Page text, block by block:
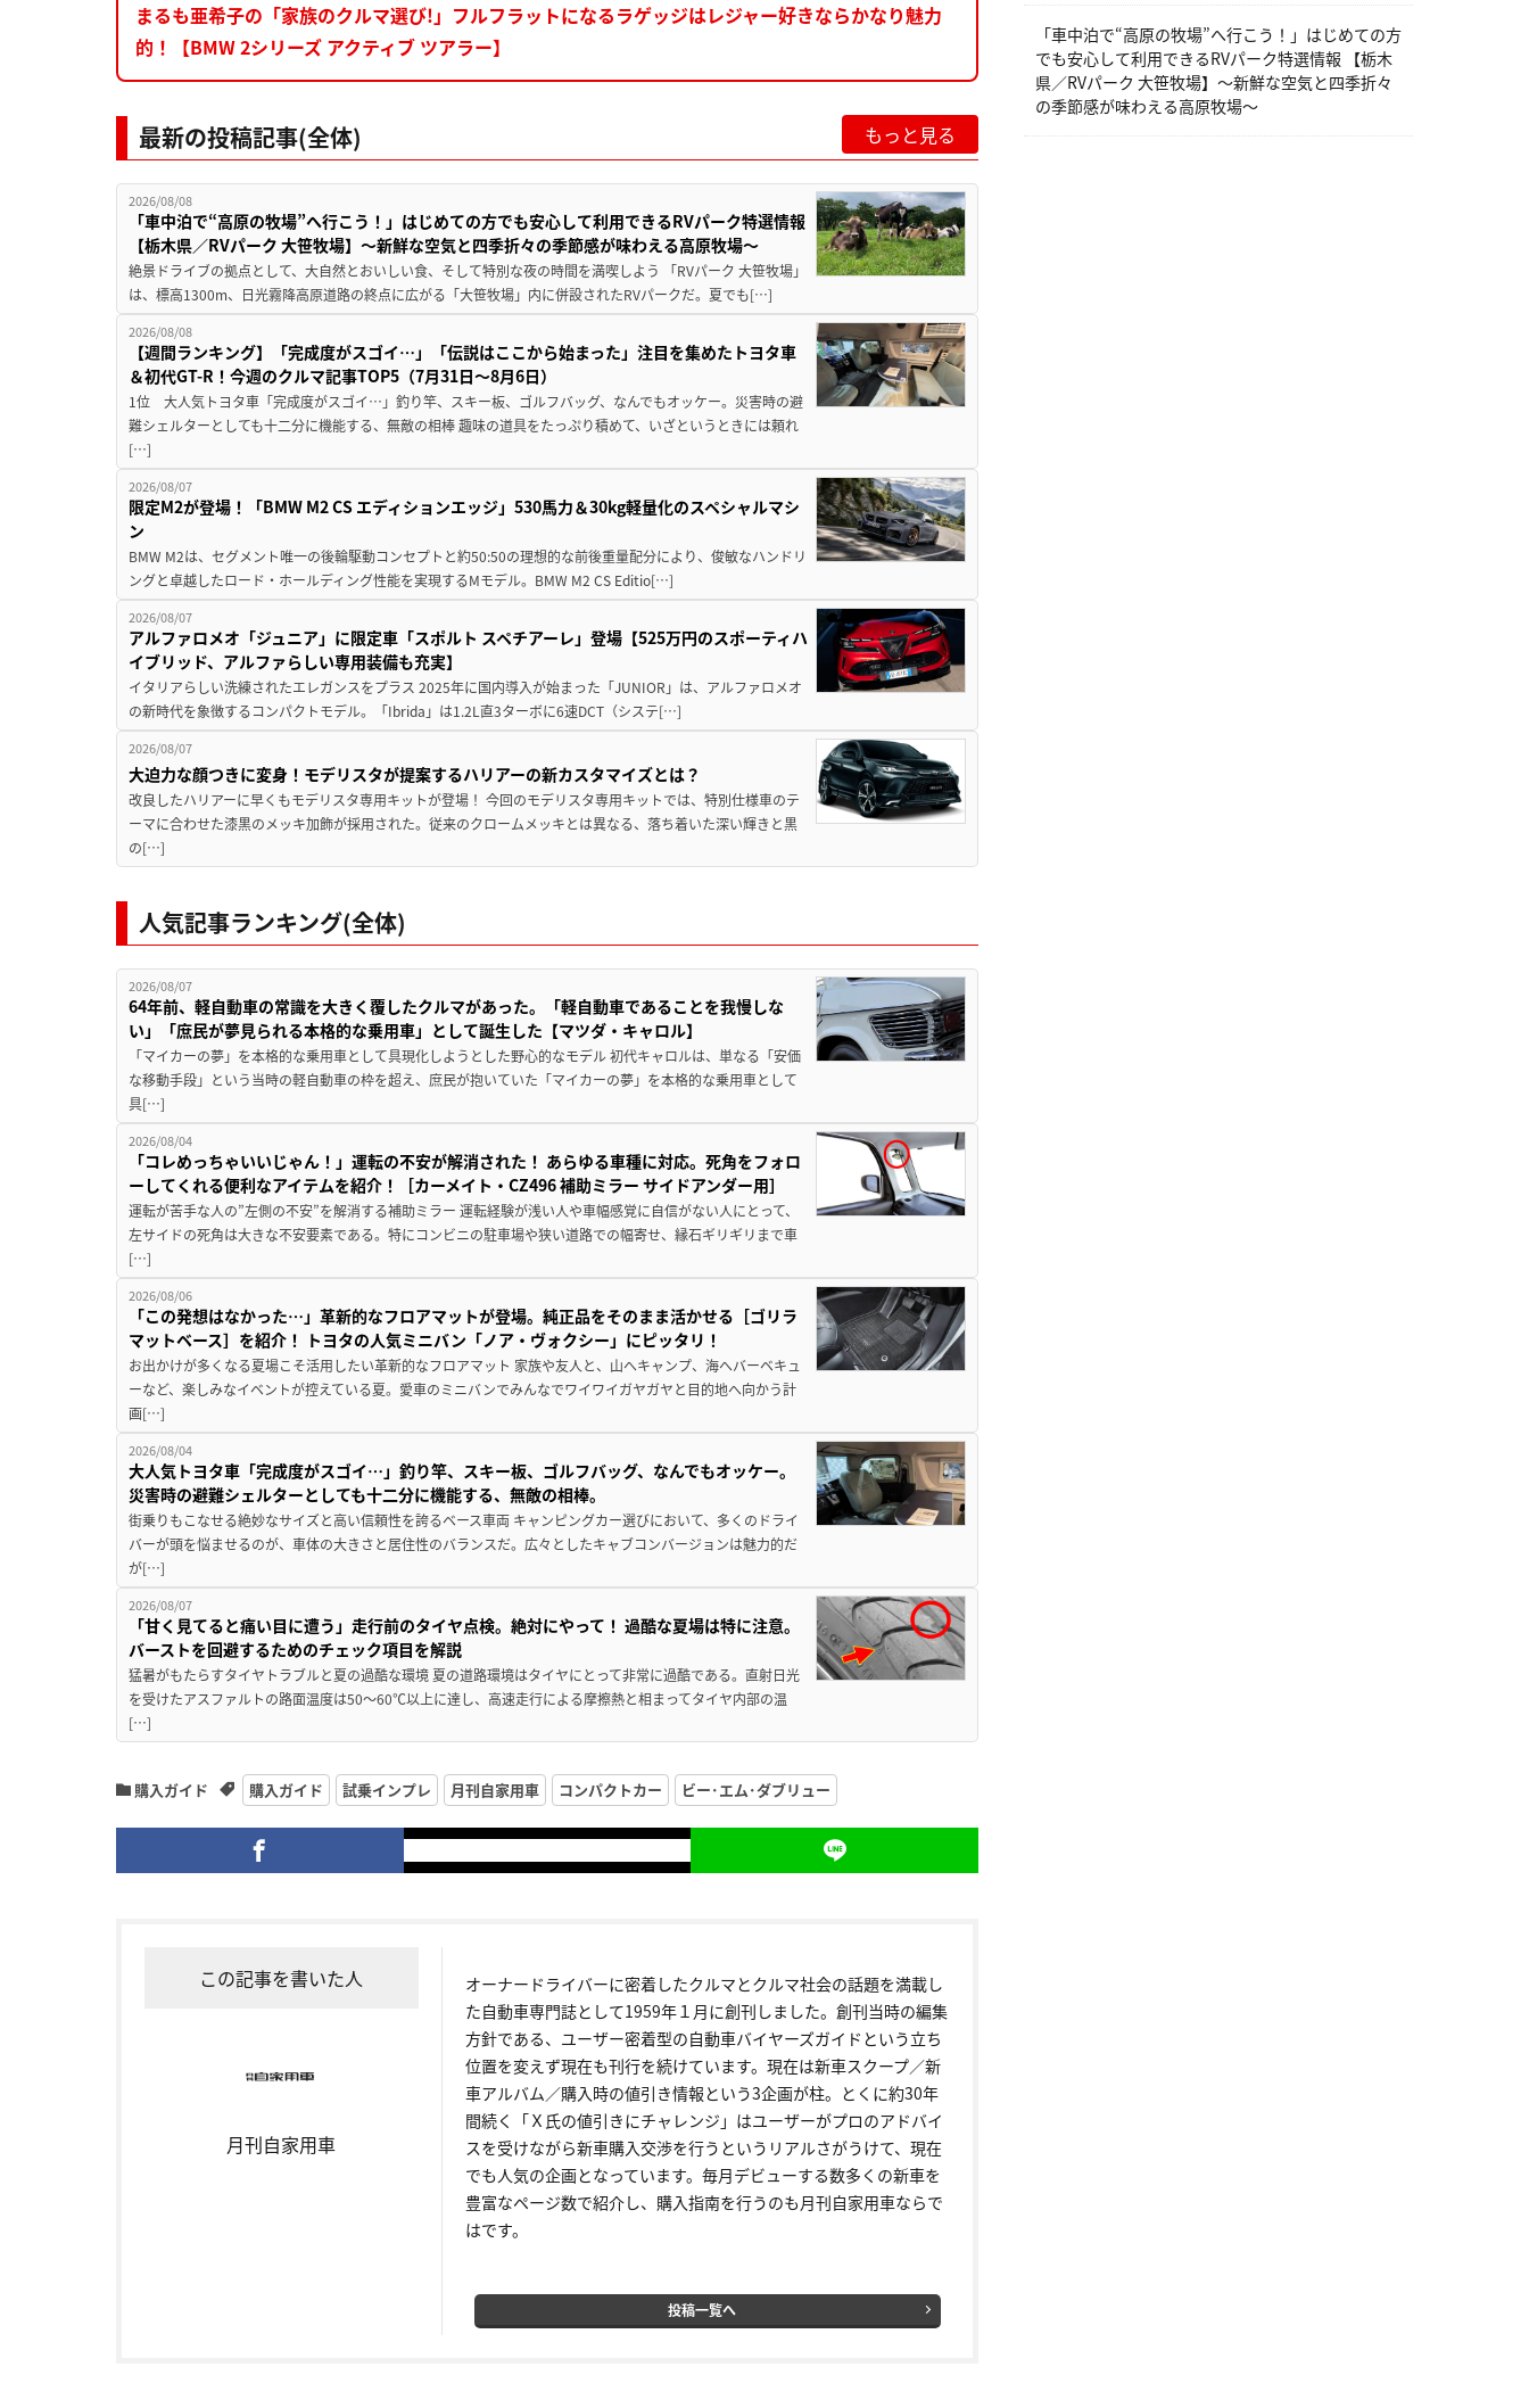
まるも亜希子の「家族のクルマ選び!」フルフラットになるラゲッジはレジャー好きならかなり魅力
的！【BMW 2シリーズ アクティブ ツアラー】
最新の投稿記事(全体) もっと見る
2026/08/08
「車中泊で“高原の牧場”へ行こう！」はじめての方でも安心して利用できるRVパーク特選情報
【栃木県／RVパーク 大笹牧場】～新鮮な空気と四季折々の季節感が味わえる高原牧場～
絶景ドライブの拠点として、大自然とおいしい食、そして特別な夜の時間を満喫しよう 「RVパーク 大笹牧場」
は、標高1300m、日光霧降高原道路の終点に広がる「大笹牧場」内に併設されたRVパークだ。夏でも[…]
2026/08/08
【週間ランキング】「完成度がスゴイ…」「伝説はここから始まった」注目を集めたトヨタ車
＆初代GT-R！今週のクルマ記事TOP5（7月31日〜8月6日）
1位 大人気トヨタ車「完成度がスゴイ…」釣り竿、スキー板、ゴルフバッグ、なんでもオッケー。災害時の避
難シェルターとしても十二分に機能する、無敵の相棒 趣味の道具をたっぷり積めて、いざというときには頼れ
[…]
2026/08/07
限定M2が登場！「BMW M2 CS エディションエッジ」530馬力＆30kg軽量化のスペシャルマシ
ン
BMW M2は、セグメント唯一の後輪駆動コンセプトと約50:50の理想的な前後重量配分により、俊敏なハンドリ
ングと卓越したロード・ホールディング性能を実現するMモデル。BMW M2 CS Editio[…]
2026/08/07
アルファロメオ「ジュニア」に限定車「スポルト スペチアーレ」登場【525万円のスポーティハ
イブリッド、アルファらしい専用装備も充実】
イタリアらしい洗練されたエレガンスをプラス 2025年に国内導入が始まった「JUNIOR」は、アルファロメオ
の新時代を象徴するコンパクトモデル。「Ibrida」は1.2L直3ターボに6速DCT（システ[…]
2026/08/07
大迫力な顔つきに変身！モデリスタが提案するハリアーの新カスタマイズとは？
改良したハリアーに早くもモデリスタ専用キットが登場！ 今回のモデリスタ専用キットでは、特別仕様車のテ
ーマに合わせた漆黒のメッキ加飾が採用された。従来のクロームメッキとは異なる、落ち着いた深い輝きと黒
の[…]
人気記事ランキング(全体)
2026/08/07
64年前、軽自動車の常識を大きく覆したクルマがあった。「軽自動車であることを我慢しな
い」「庶民が夢見られる本格的な乗用車」として誕生した【マツダ・キャロル】
「マイカーの夢」を本格的な乗用車として具現化しようとした野心的なモデル 初代キャロルは、単なる「安価
な移動手段」という当時の軽自動車の枠を超え、庶民が抱いていた「マイカーの夢」を本格的な乗用車として
具[…]
2026/08/04
「コレめっちゃいいじゃん！」運転の不安が解消された！ あらゆる車種に対応。死角をフォロ
ーしてくれる便利なアイテムを紹介！［カーメイト・CZ496 補助ミラー サイドアンダー用］
運転が苦手な人の”左側の不安”を解消する補助ミラー 運転経験が浅い人や車幅感覚に自信がない人にとって、
左サイドの死角は大きな不安要素である。特にコンビニの駐車場や狭い道路での幅寄せ、縁石ギリギリまで車
[…]
2026/08/06
「この発想はなかった…」革新的なフロアマットが登場。純正品をそのまま活かせる［ゴリラ
マットベース］を紹介！ トヨタの人気ミニバン「ノア・ヴォクシー」にピッタリ！
お出かけが多くなる夏場こそ活用したい革新的なフロアマット 家族や友人と、山へキャンプ、海へバーベキュ
ーなど、楽しみなイベントが控えている夏。愛車のミニバンでみんなでワイワイガヤガヤと目的地へ向かう計
画[…]
2026/08/04
大人気トヨタ車「完成度がスゴイ…」釣り竿、スキー板、ゴルフバッグ、なんでもオッケー。
災害時の避難シェルターとしても十二分に機能する、無敵の相棒。
街乗りもこなせる絶妙なサイズと高い信頼性を誇るベース車両 キャンピングカー選びにおいて、多くのドライ
バーが頭を悩ませるのが、車体の大きさと居住性のバランスだ。広々としたキャブコンバージョンは魅力的だ
が[…]
2026/08/07
「甘く見てると痛い目に遭う」走行前のタイヤ点検。絶対にやって！ 過酷な夏場は特に注意。
バーストを回避するためのチェック項目を解説
猛暑がもたらすタイヤトラブルと夏の過酷な環境 夏の道路環境はタイヤにとって非常に過酷である。直射日光
を受けたアスファルトの路面温度は50〜60℃以上に達し、高速走行による摩擦熱と相まってタイヤ内部の温
[…]
購入ガイド 購入ガイド 試乗インプレ 月刊自家用車 コンパクトカー ビー･エム･ダブリュー
この記事を書いた人
月刊自家用車
オーナードライバーに密着したクルマとクルマ社会の話題を満載し
た自動車専門誌として1959年１月に創刊しました。創刊当時の編集
方針である、ユーザー密着型の自動車バイヤーズガイドという立ち
位置を変えず現在も刊行を続けています。現在は新車スクープ／新
車アルバム／購入時の値引き情報という3企画が柱。とくに約30年
間続く「Ｘ氏の値引きにチャレンジ」はユーザーがプロのアドバイ
スを受けながら新車購入交渉を行うというリアルさがうけて、現在
でも人気の企画となっています。毎月デビューする数多くの新車を
豊富なページ数で紹介し、購入指南を行うのも月刊自家用車ならで
はです。
投稿一覧へ
「車中泊で“高原の牧場”へ行こう！」はじめての方
でも安心して利用できるRVパーク特選情報 【栃木
県／RVパーク 大笹牧場】～新鮮な空気と四季折々
の季節感が味わえる高原牧場～